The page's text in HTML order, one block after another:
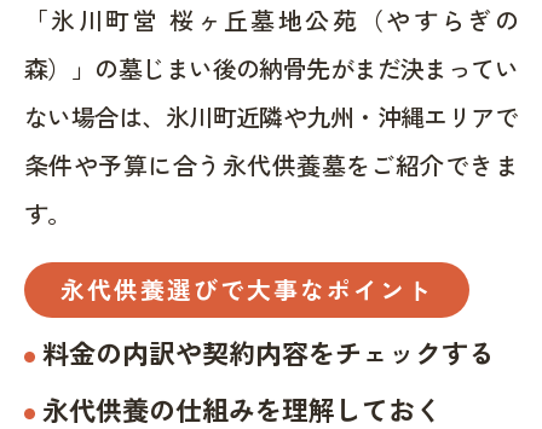
「氷川町営 桜ヶ丘墓地公苑（やすらぎの
森）」の墓じまい後の納骨先がまだ決まってい
ない場合は、氷川町近隣や九州・沖縄エリアで
条件や予算に合う永代供養墓をご紹介できま
す。
永代供養選びで大事なポイント
料金の内訳や契約内容をチェックする
永代供養の仕組みを理解しておく